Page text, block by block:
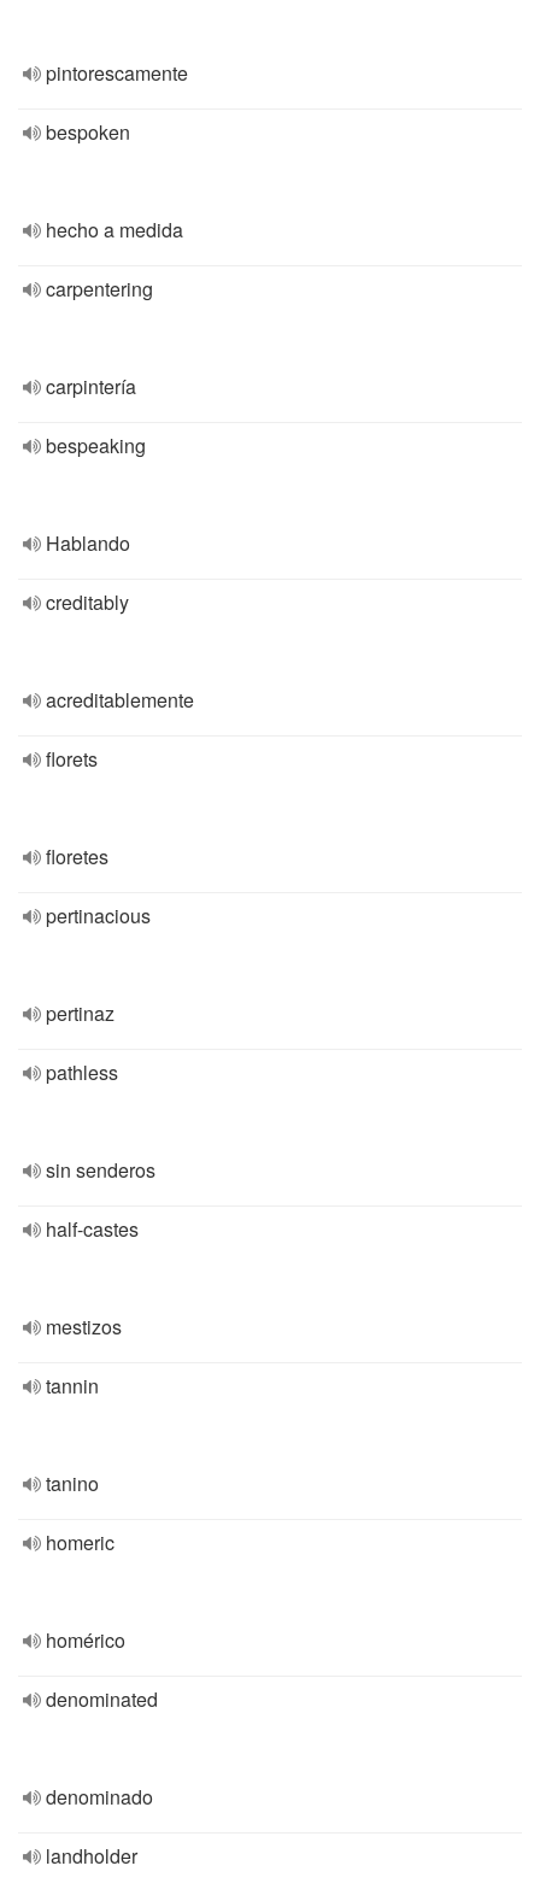
pintorescamente
bespoken
hecho a medida
carpentering
carpintería
bespeaking
Hablando
creditably
acreditablemente
florets
floretes
pertinacious
pertinaz
pathless
sin senderos
half-castes
mestizos
tannin
tanino
homeric
homérico
denominated
denominado
landholder